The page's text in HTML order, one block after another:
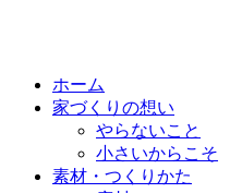
ホーム
家づくりの想い
やらないこと
小さいからこそ
素材・つくりかた